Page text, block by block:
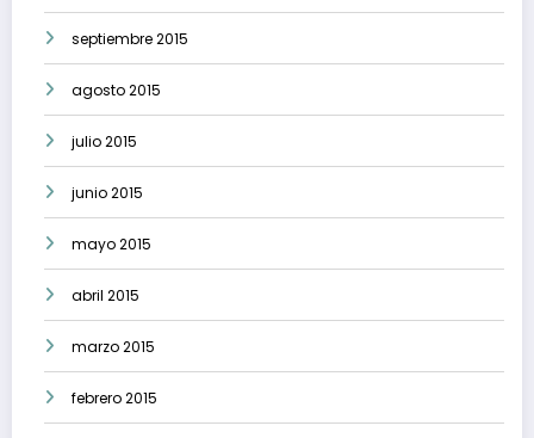
septiembre 2015
agosto 2015
julio 2015
junio 2015
mayo 2015
abril 2015
marzo 2015
febrero 2015